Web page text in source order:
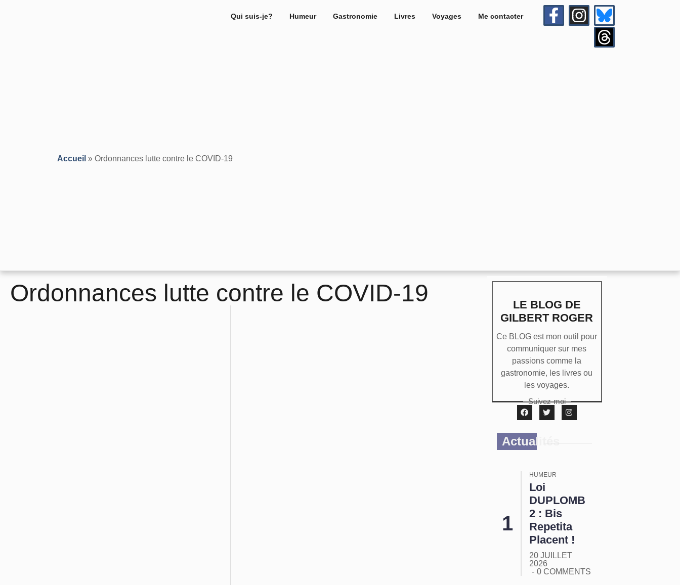
Qui suis-je? Humeur Gastronomie Livres Voyages Me contacter
Accueil » Ordonnances lutte contre le COVID-19
Ordonnances lutte contre le COVID-19
LE BLOG DE
GILBERT ROGER
Ce BLOG est mon outil pour
communiquer sur mes
passions comme la
gastronomie, les livres ou
les voyages.
Suivez-moi
Actualités
HUMEUR
Loi
DUPLOMB
2 : Bis
Repetita
Placent !
20 JUILLET
2026
0 COMMENTS